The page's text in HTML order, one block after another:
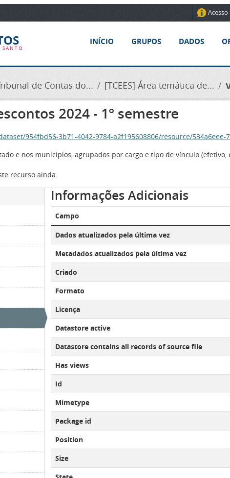
INÍCIO GRUPOS DADOS
de Contas do... [TCEES] Área temática de...
2024 - 1º semestre
954fbd56-3b71-4042-9784-a2f195608806/resource/
e nos municípios, agrupados por cargo e tipo de vínculo
recurso ainda.
Informações Adicionais
Campo
Dados atualizados pela última vez
Metadados atualizados pela última vez
Criado
Formato
Licença
Datastore active
Datastore contains all records of source file
Has views
Id
Mimetype
Package id
Position
Size